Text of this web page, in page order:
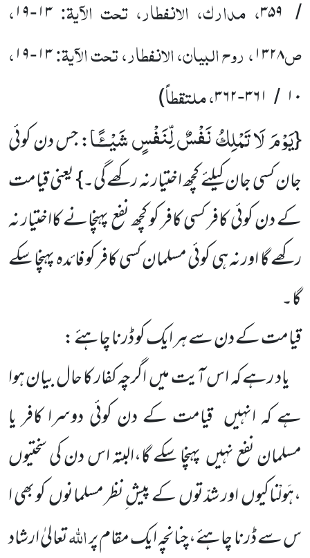
/ ۳۵۹، مدارک، الانفطار، تحت الآیۃ: ۱۳-۱۹،
ص۱۳۲۸، روح البیان، الانفطار، تحت الآیۃ:۱۳-۱۹،
۱۰ / ۳۶۱-۳۶۲، ملتقطاً)
{یَوْمَ لَا تَمْلِكُ نَفْسٌ لِّنَفْسٍ شَیْــٴًـا: جس دن کوئی
جان کسی جان کیلئے کچھ اختیار نہ رکھے گی۔} یعنی قیامت
کے دن کوئی کافر کسی کافر کو کچھ نفع پہنچانے کااختیار نہ
رکھے گا اور نہ ہی کوئی مسلمان کسی کافر کو فائدہ پہنچا سکے
گا۔
قیامت کے دن سے ہر ایک کو ڈرنا چاہئے :
یاد رہے کہ اس آیت میں اگرچہ کفار کا حال بیان ہوا
ہے کہ انہیں قیامت کے دن کوئی دوسرا کافر یا
مسلمان نفع نہیں پہنچا سکے گا،البتہ اس دن کی سختیوں
،ہَولْناکیوں اور شدّتوں کے پیش ِنظر مسلمانوں کو بھی ا
س سے ڈرنا چاہئے، چنانچہ ایک مقام پراللّٰہتعالیٰ ارشاد